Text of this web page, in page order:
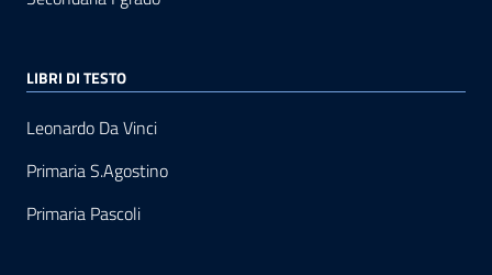
LIBRI DI TESTO
Leonardo Da Vinci
Primaria S.Agostino
Primaria Pascoli